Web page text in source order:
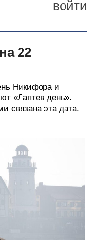
войти
22
Никифора и
«Лаптев день».
связана эта дата.